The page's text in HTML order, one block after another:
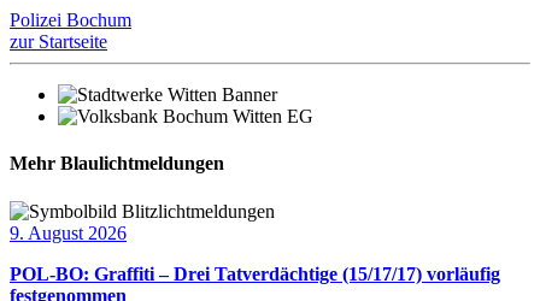
Polizei Bochum
zur Startseite
Mehr Blaulichtmeldungen
9. August 2026
POL-BO: Graffiti – Drei Tatverdächtige (15/17/17) vorläufig
festgenommen